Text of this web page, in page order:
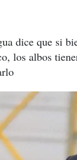
dice que si
los albos